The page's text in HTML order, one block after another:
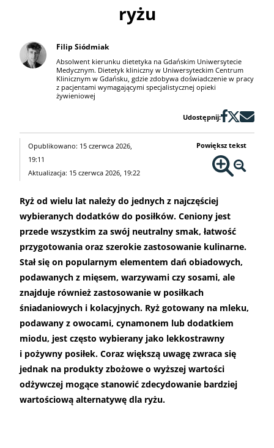
ryżu
Filip Siódmiak
Absolwent kierunku dietetyka na Gdańskim Uniwersytecie
Medycznym. Dietetyk kliniczny w Uniwersyteckim Centrum
Klinicznym w Gdańsku, gdzie zdobywa doświadczenie w pracy
z pacjentami wymagającymi specjalistycznej opieki
żywieniowej
Udostępnij:
Opublikowano: 15 czerwca 2026,
19:11
Aktualizacja: 15 czerwca 2026, 19:22
Powiększ tekst
Ryż od wielu lat należy do jednych z najczęściej
wybieranych dodatków do posiłków. Ceniony jest
przede wszystkim za swój neutralny smak, łatwość
przygotowania oraz szerokie zastosowanie kulinarne.
Stał się on popularnym elementem dań obiadowych,
podawanych z mięsem, warzywami czy sosami, ale
znajduje również zastosowanie w posiłkach
śniadaniowych i kolacyjnych. Ryż gotowany na mleku,
podawany z owocami, cynamonem lub dodatkiem
miodu, jest często wybierany jako lekkostrawny
i pożywny posiłek. Coraz większą uwagę zwraca się
jednak na produkty zbożowe o wyższej wartości
odżywczej mogące stanowić zdecydowanie bardziej
wartościową alternatywę dla ryżu.